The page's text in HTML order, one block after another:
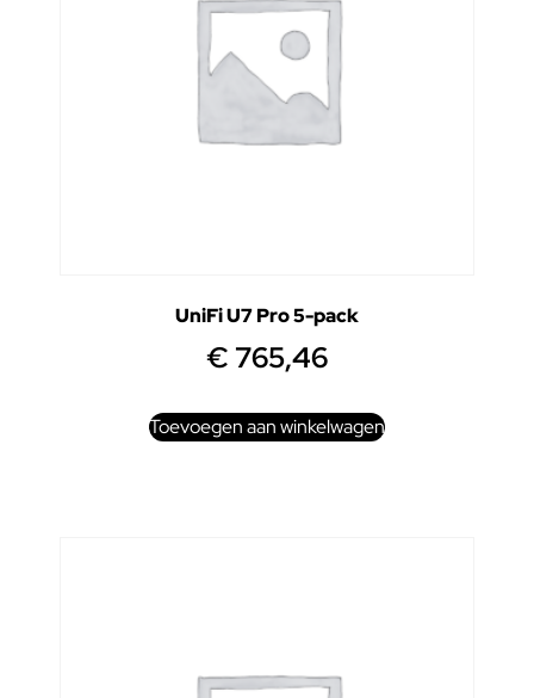
UniFi U7 Pro 5-pack
€ 765,46
Toevoegen aan winkelwagen